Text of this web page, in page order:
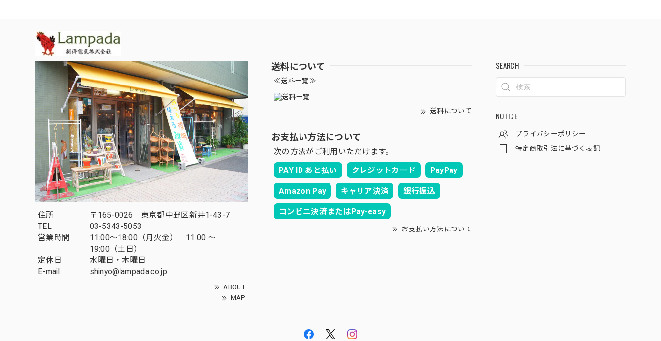
住所
〒165-0026 東京都中野区新井1-43-7
TEL
03-5343-5053
営業時間
11:00～18:00（月火金） 11:00 ～
19:00（土日）
定休日
水曜日・木曜日
E-mail
shinyo@lampada.co.jp
ABOUT
MAP
送料について
≪送料一覧≫
送料について
お支払い方法について
次の方法がご利用いただけます。
PAY ID あと払い
クレジットカード PayPay
Amazon Pay キャリア決済 銀行振込
コンビニ決済またはPay-easy
お支払い方法について
SEARCH
NOTICE
プライバシーポリシー
特定商取引法に基づく表記